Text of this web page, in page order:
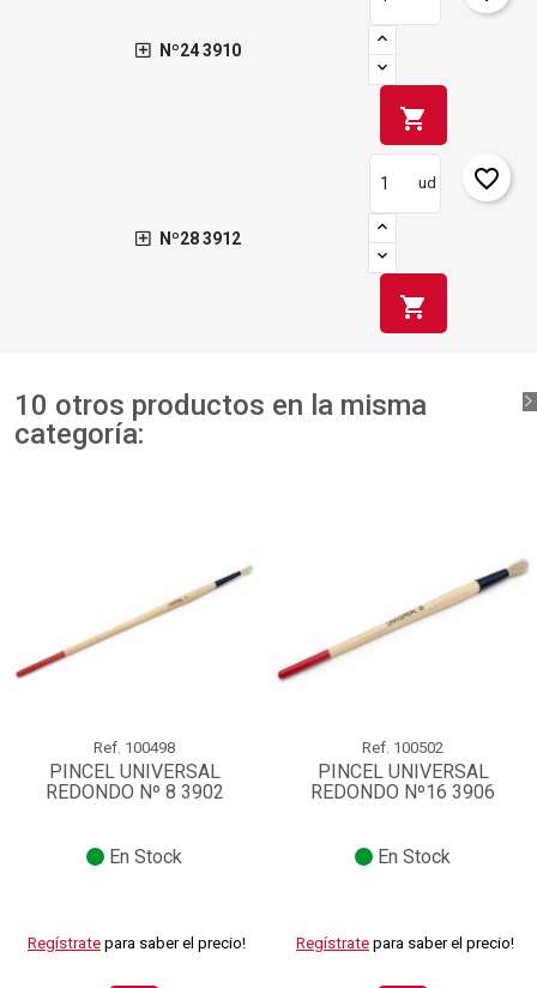
Nº24 3910
shopping_cart
Nº28 3912
ud
shopping_cart
favorite_border
10 otros productos en la misma
categoría:
Ref. 100498
PINCEL UNIVERSAL
REDONDO Nº 8 3902
En Stock
Regístrate para saber el precio!
Ref. 100502
PINCEL UNIVERSAL
REDONDO Nº16 3906
En Stock
Regístrate para saber el precio!